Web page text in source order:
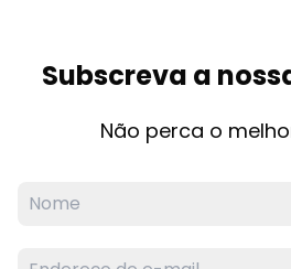
Subscreva a
Não perca o